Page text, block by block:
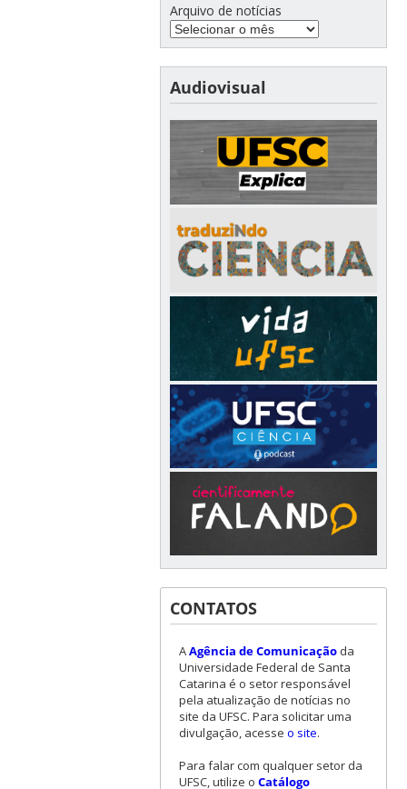
Arquivo de notícias
Audiovisual
CONTATOS
AAgência de Comunicaçãoda
Universidade Federal de Santa
Catarina é o setor responsável
pela atualização de notícias no
site da UFSC. Para solicitar uma
divulgação, acesse o site.
Para falar com qualquer setor da
UFSC, utilize o Catálogo